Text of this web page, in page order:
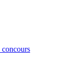
concours